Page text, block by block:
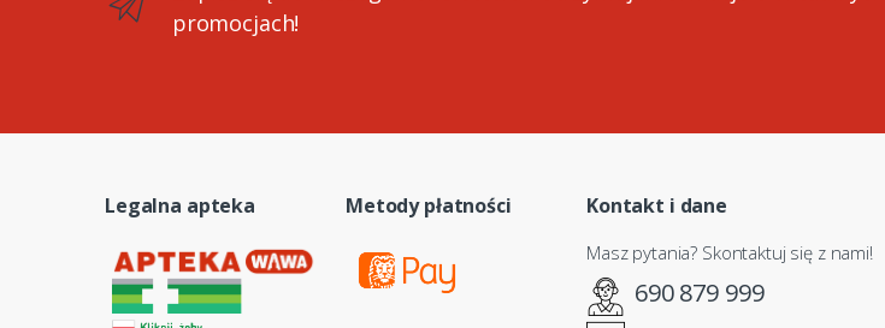
promocjach!
Legalna apteka Metody płatności Kontakt i dane
Masz pytania? Skontaktuj się z nami!
690 879 999